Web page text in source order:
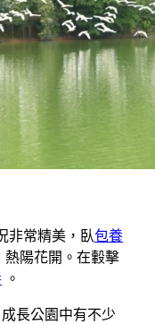
非常精美，臥包養
熱陽花開。在轂擊
。
長公園中有不少